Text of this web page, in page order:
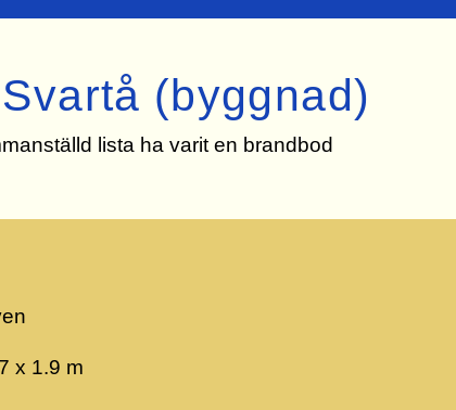
(byggnad)
lista ha varit en brandbod
x 1.9 m